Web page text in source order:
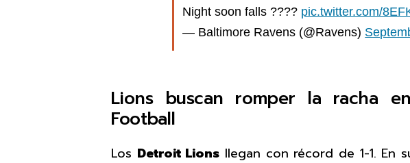
Night soon falls ???? pic.twitter.com/
— Baltimore Ravens (@Ravens)
Lions buscan romper la racha
Football
Los Detroit Lions llegan con récord de 1-1. En